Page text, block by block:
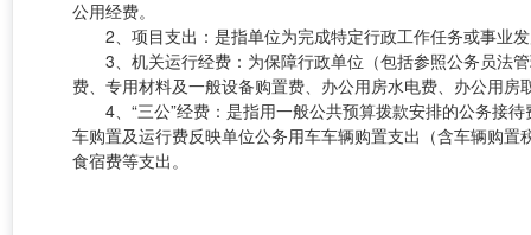
公用经费。
2、项目支出：是指单位为完成特定行政工作任务或事业
3、机关运行经费：为保障行政单位（包括参照公务员法
费、专用材料及一般设备购置费、办公用房水电费、办公用
4、“三公”经费：是指用一般公共预算拨款安排的公务接
车购置及运行费反映单位公务用车车辆购置支出（含车辆购
食宿费等支出。